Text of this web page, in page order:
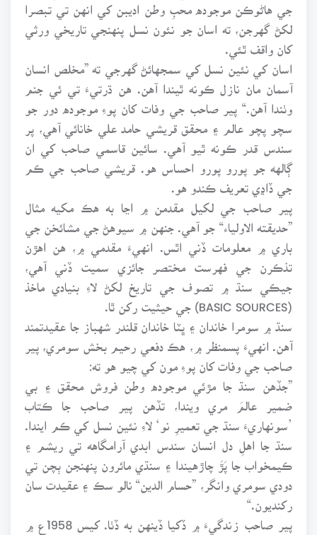
جي هاڻوڪن موجوده محبِ وطن اديبن کي انهن تي تبصرا
لکڻ گهرجن، ته اسان جو نئون نسل پنهنجي تاريخي ورثي
کان واقف ٿئي.
اسان کي نئين نسل کي سمجهائڻ گهرجي ته ”مخلص انسان
آسمان مان نازل ڪونه ٿيندا آهن. هن ڌرتيءَ تي ئي جنم
وٺندا آهن.“ پير صاحب جي وفات کان پوءِ موجوده دور جو
سچو پچو عالم ۽ محقق قريشي حامد علي خانائي آهي، پر
سندس قدر ڪونه ٿيو آهي. سائين قاسمي صاحب کي ان
ڳالهه جو پورو پورو احساس هو. قريشي صاحب جي ڪم
جي ڏاڍي تعريف ڪندو هو.
پير صاحب جي لکيل مقدمن ۾ اڃا به هڪ مکيه مثال
”حديقته الاولياء“ جو آهي. جنهن ۾ سيوهڻ جي مشائخن جي
باري ۾ معلومات ڏني اٿس. انهيءَ مقدمي ۾، هن اهڙن
تذڪرن جي فهرست مختصر جائزي سميت ڏني آهي،
جيڪي سنڌ ۾ تصوف جي تاريخ لکڻ لاءِ بنيادي ماخذ
(BASIC SOURCES) جي حيثيت رکن ٿا.
سنڌ ۾ سومرا خاندان ۽ ڀٽا خاندان قلندر شهباز جا عقيدتمند
آهن. انهيءَ پسمنظر ۾، هڪ دفعي رحيم بخش سومري، پير
صاحب جي وفات کان پوءِ مون کي چيو هو ته:
”جڏهن سنڌ جا مڙئي موجوده وطن فروش محقق ۽ بي
ضمير عالمَ مري ويندا، تڏهن پير صاحب جا ڪتاب
’سونهاريءَ سنڌ جي تعميرِ نو‘ لاءِ نئين نسل کي ڪم ايندا.
سنڌ جا اهلِ دل انسان سندس ابدي آرامگاهه تي ريشم ۽
ڪيمخواب جا پَڙَ چاڙهيندا ۽ سنڌي مائرون پنهنجن ٻچن تي
دودي سومري وانگر، ”حسام الدين“ نالو سڪ ۽ عقيدت سان
رکنديون.“